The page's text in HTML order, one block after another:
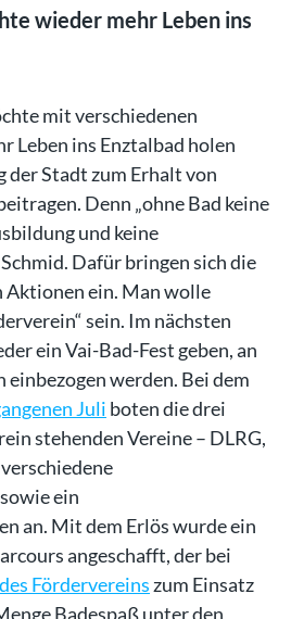
wieder mehr Leben ins
mit verschiedenen
Leben ins Enztalbad holen
der Stadt zum Erhalt von
Denn „ohne Bad keine
und keine
Dafür bringen sich die
ein. Man wolle
sein. Im nächsten
ein Vai-Bad-Fest geben, an
einbezogen werden. Bei dem
Juli boten die drei
stehenden Vereine – DLRG,
ein
an. Mit dem Erlös wurde ein
angeschafft, der bei
Fördervereins zum Einsatz
Badespaß unter den